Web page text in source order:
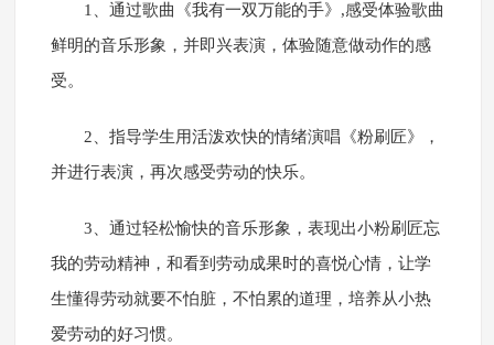
1、通过歌曲《我有一双万能的手》,感受体验歌曲
鲜明的音乐形象，并即兴表演，体验随意做动作的感
受。
2、指导学生用活泼欢快的情绪演唱《粉刷匠》，
并进行表演，再次感受劳动的快乐。
3、通过轻松愉快的音乐形象，表现出小粉刷匠忘
我的劳动精神，和看到劳动成果时的喜悦心情，让学
生懂得劳动就要不怕脏，不怕累的道理，培养从小热
爱劳动的好习惯。